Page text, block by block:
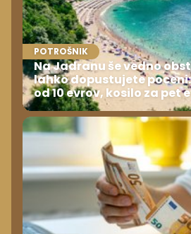
POTROŠNIK
Na Jadranu še vedno
lahko dopustujete
od 10 evrov, kosilo za pet